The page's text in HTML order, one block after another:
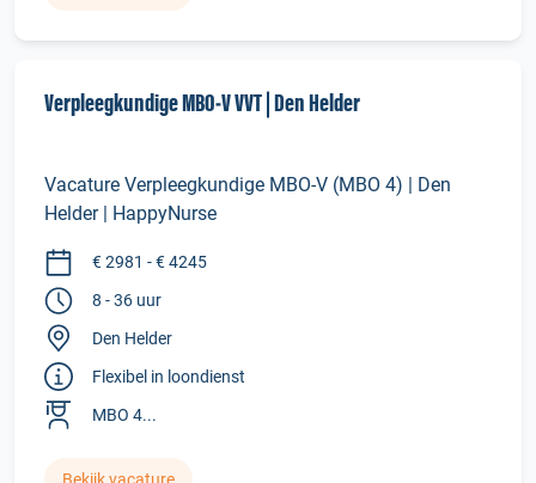
Verpleegkundige MBO‑V VVT | Den Helder
Vacature Verpleegkundige MBO-V (MBO 4) | Den
Helder | HappyNurse
€ 2981 - € 4245
8 - 36 uur
Den Helder
Flexibel in loondienst
MBO 4...